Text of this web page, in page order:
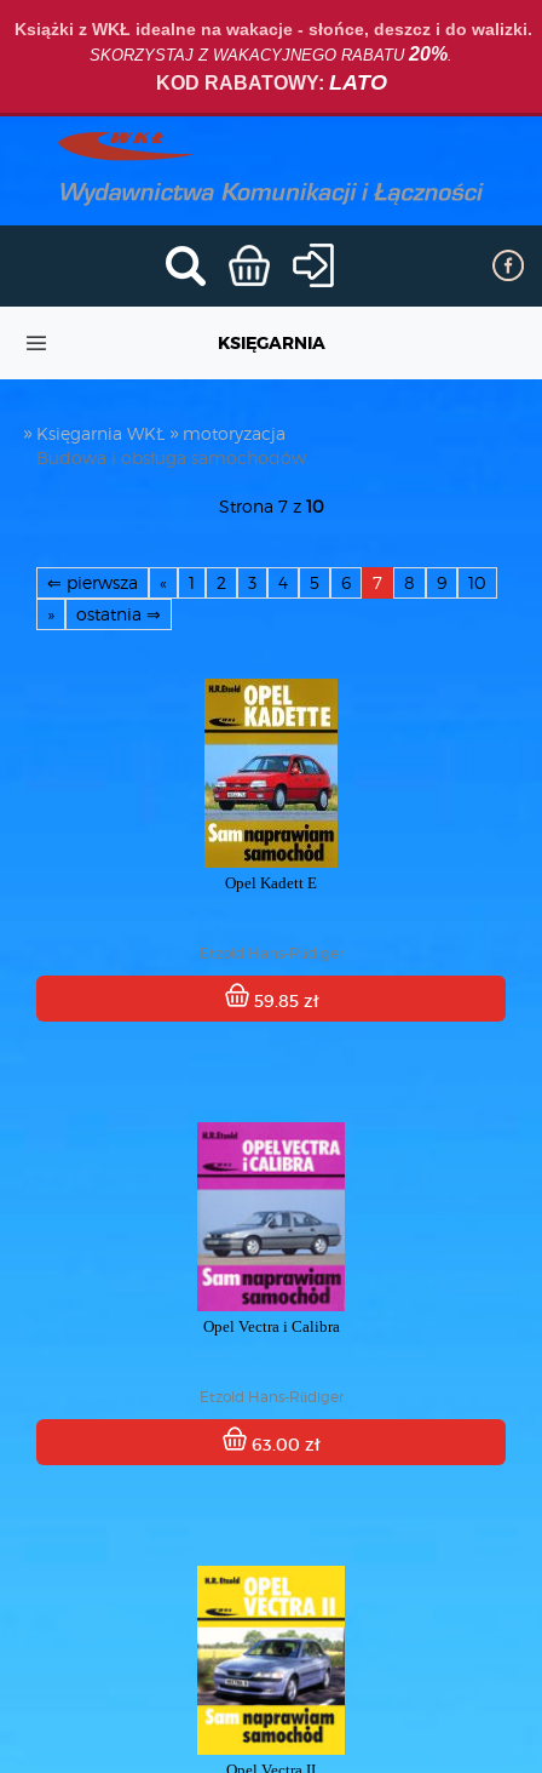
Książki z WKŁ idealne na wakacje - słońce, deszcz i do walizki.
SKORZYSTAJ Z WAKACYJNEGO RABATU20%.
KOD RABATOWY: LATO
KSIĘGARNIA
Księgarnia WKŁ
motoryzacja
Budowa i obsługa samochodów
Strona 7 z 10
⇐ pierwsza « 1 2 3 4 5 6 7 8 9
10
»
ostatnia ⇒
Opel Kadett E
Etzold Hans-Rüdiger
59.85 zł
Opel Vectra i Calibra
Etzold Hans-Rüdiger
63.00 zł